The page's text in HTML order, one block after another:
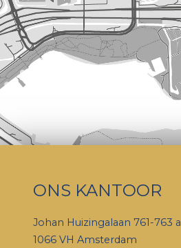
ONS KANTOOR
Johan Huizingalaan 761-763 a
1066 VH Amsterdam